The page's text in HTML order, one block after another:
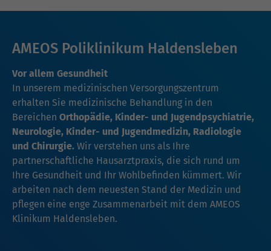
AMEOS Poliklinikum Haldensleben
Vor allem Gesundheit
In unserem medizinischen Versorgungszentrum
erhalten Sie medizinische Behandlung in den
Bereichen Orthopädie, Kinder- und Jugendpsychiatrie,
Neurologie, Kinder- und Jugendmedizin, Radiologie
und Chirurgie. Wir verstehen uns als Ihre
partnerschaftliche Hausarztpraxis, die sich rund um
Ihre Gesundheit und Ihr Wohlbefinden kümmert. Wir
arbeiten nach dem neuesten Stand der Medizin und
pflegen eine enge Zusammenarbeit mit dem AMEOS
Klinikum Haldensleben.